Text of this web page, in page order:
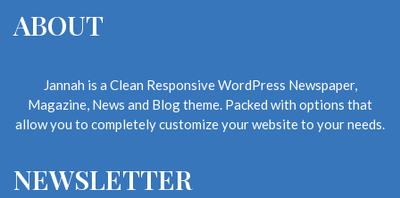
ABOUT
Jannah is a Clean Responsive WordPress Newspaper,
Magazine, News and Blog theme. Packed with options that
allow you to completely customize your website to your needs.
NEWSLETTER